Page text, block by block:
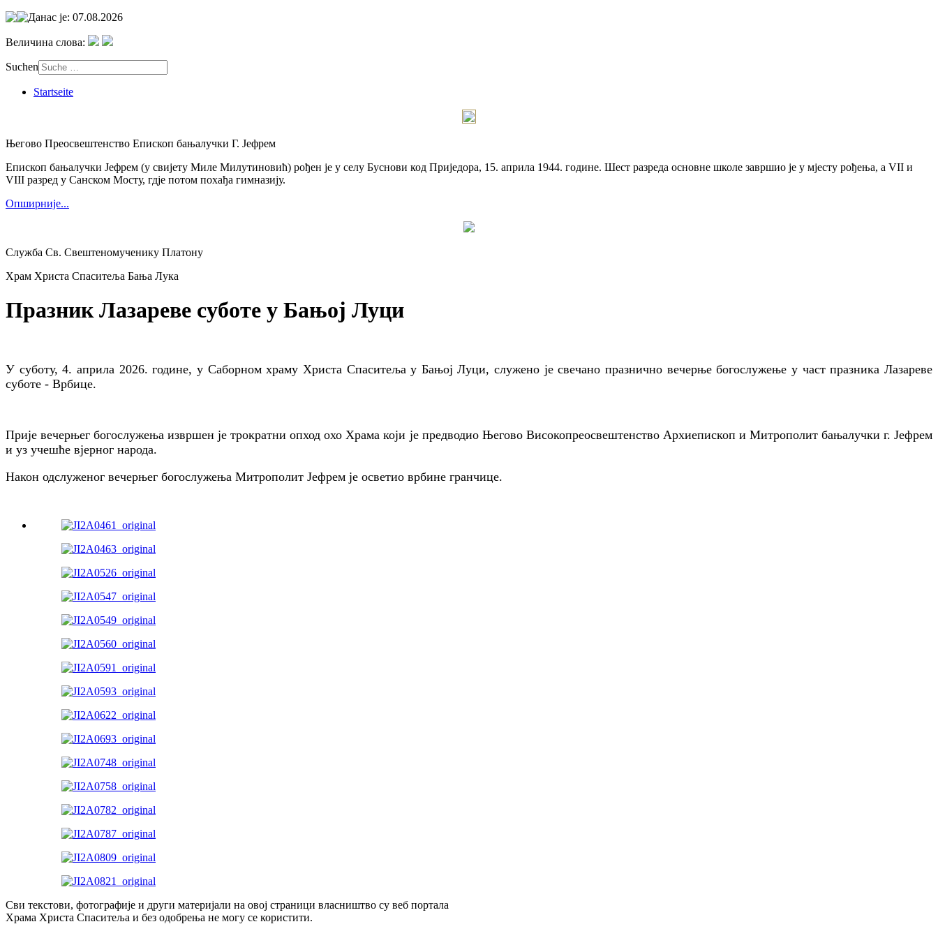
Данас је: 07.08.2026
Величина слова:
Suchen
Startseite
Његово Преосвештенство Епископ бањалучки Г. Јефрем
Епископ бањалучки Јефрем (у свијету Миле Милутиновић) рођен је у селу Буснови код Приједора, 15. априла 1944. године. Шест разреда основне школе завршио је у мјесту рођења, а VII и
VIII разред у Санском Мосту, гдје потом похађа гимназију.
Опширније...
Служба Св. Свештеномученику Платону
Храм Христа Спаситеља Бања Лука
Празник Лазареве суботе у Бањој Луци
У суботу, 4. априла 2026. године, у Саборном храму Христа Спаситеља у Бањој Луци, служено је свечано празнично вечерње богослужење у част празника Лазареве
суботе - Врбице.
Прије вечерњег богослужења извршен је трократни опход охо Храма који је предводио Његово Високопреосвештенство Архиепископ и Митрополит бањалучки г. Јефрем
и уз учешће вјерног народа.
Након одслуженог вечерњег богослужења Митрополит Јефрем је осветио врбине гранчице.
Сви текстови, фотографије и други материјали на овој страници власништво су веб портала
Храма Христа Спаситеља и без одобрења не могу се користити.